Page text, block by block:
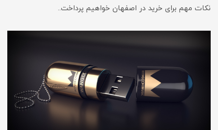
نکات مهم برای خرید در اصفهان خواهیم پرداخت..